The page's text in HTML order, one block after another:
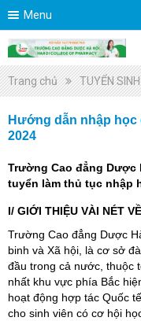
Menu
Trang chủ TUYỂN SINH
Hướng dẫn nhập
2024
Trường Cao đẳng
tuyển làm thủ tục nhập
I/ GIỚI THIỆU VÀI NÉT
Trường Cao đẳng Dược
binh và Xã hội, là cơ sở
đầu trong cả nước, thuộc
nhất khu vực phía Bắc
hoạt động hợp tác Quốc
cho sinh viên có cơ hội